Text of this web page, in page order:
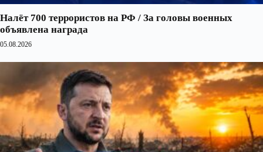
Налёт 700 террористов на РФ / За головы военных
объявлена награда
05.08.2026